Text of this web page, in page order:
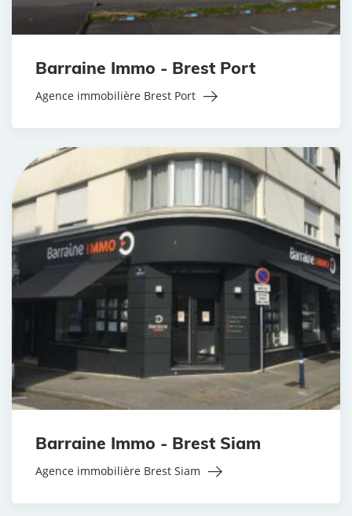
Barraine Immo - Brest Port
Agence immobilière Brest Port
Barraine Immo - Brest Siam
Agence immobilière Brest Siam